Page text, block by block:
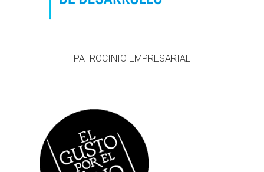
PATROCINIO EMPRESARIAL